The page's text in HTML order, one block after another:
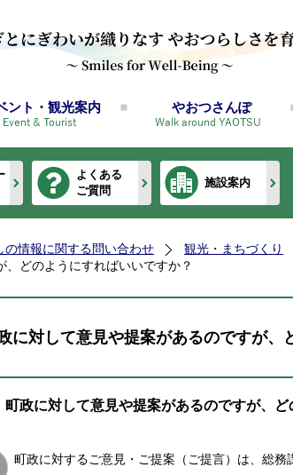
ント・観光案内 やおつさんぽ
よくある
ご質問
施設案内
の情報に関する問い合わせ
観光・まちづくり
どのようにすればいいですか？
に対して意見や提案があるのですが、
町政に対して意見や提案があるのですが、
町政に対するご意見・ご提案（ご提言）は、総務